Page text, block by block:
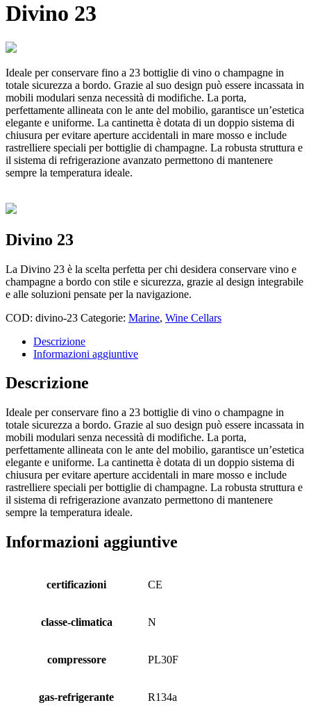
Divino 23
Ideale per conservare fino a 23 bottiglie di vino o champagne in
totale sicurezza a bordo. Grazie al suo design può essere incassata in
mobili modulari senza necessità di modifiche. La porta,
perfettamente allineata con le ante del mobilio, garantisce un’estetica
elegante e uniforme. La cantinetta è dotata di un doppio sistema di
chiusura per evitare aperture accidentali in mare mosso e include
rastrelliere speciali per bottiglie di champagne. La robusta struttura e
il sistema di refrigerazione avanzato permettono di mantenere
sempre la temperatura ideale.
Divino 23
La Divino 23 è la scelta perfetta per chi desidera conservare vino e
champagne a bordo con stile e sicurezza, grazie al design integrabile
e alle soluzioni pensate per la navigazione.
COD: divino-23 Categorie: Marine, Wine Cellars
Descrizione
Informazioni aggiuntive
Descrizione
Ideale per conservare fino a 23 bottiglie di vino o champagne in
totale sicurezza a bordo. Grazie al suo design può essere incassata in
mobili modulari senza necessità di modifiche. La porta,
perfettamente allineata con le ante del mobilio, garantisce un’estetica
elegante e uniforme. La cantinetta è dotata di un doppio sistema di
chiusura per evitare aperture accidentali in mare mosso e include
rastrelliere speciali per bottiglie di champagne. La robusta struttura e
il sistema di refrigerazione avanzato permettono di mantenere
sempre la temperatura ideale.
Informazioni aggiuntive
certificazioni CE
classe-climatica N
compressore PL30F
gas-refrigerante R134a